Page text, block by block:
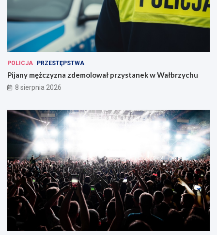
POLICJA PRZESTĘPSTWA
Pijany mężczyzna zdemolował przystanek w Wałbrzychu
8 sierpnia 2026